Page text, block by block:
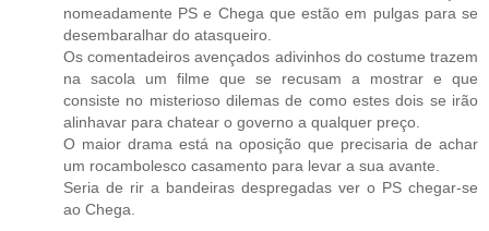
nomeadamente PS e Chega que estão em pulgas para se
desembaralhar do atasqueiro.
Os comentadeiros avençados adivinhos do costume trazem
na sacola um filme que se recusam a mostrar e que
consiste no misterioso dilemas de como estes dois se irão
alinhavar para chatear o governo a qualquer preço.
O maior drama está na oposição que precisaria de achar
um rocambolesco casamento para levar a sua avante.
Seria de rir a bandeiras despregadas ver o PS chegar-se
ao Chega.